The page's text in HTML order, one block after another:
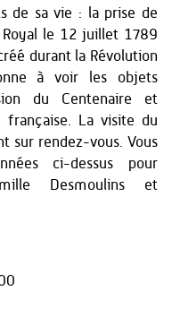
de sa vie : la prise de
Royal le 12 juillet 1789
durant la Révolution
à voir les objets
du Centenaire et
française. La visite du
sur rendez-vous. Vous
ci-dessus pour
Desmoulins et